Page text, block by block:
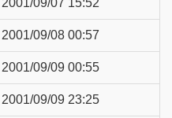
2001/09/07 15:52
2001/09/08 00:57
2001/09/09 00:55
2001/09/09 23:25